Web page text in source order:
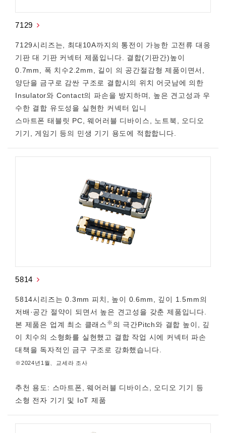
7129
7129시리즈는, 최대10A까지의 통전이 가능한 고전류 대응
기판 대 기판 커넥터 제품입니다. 결합(기판간)높이
0.7mm, 폭 치수2.2mm, 길이 의 공간절감형 제품이면서,
양단을 금구로 감싼 구조로 결합시의 위치 어긋남에 의한
Insulator와 Contact의 파손을 방지하며, 높은 견고성과 우
수한 결합 유도성을 실현한 커넥터 입니
스마트폰 태블릿 PC, 웨어러블 디바이스, 노트북, 오디오
기기, 게임기 등의 민생 기기 용도에 적합합니다.
5814
5814시리즈는 0.3mm 피치, 높이 0.6mm, 깊이 1.5mm의
저배·공간 절약이 되면서 높은 견고성을 갖춘 제품입니다.
본 제품은 업계 최소 클래스 ※ 의 극간Pitch와 결합 높이, 깊
이 치수의 소형화를 실현했고 결합 작업 시에 커넥터 파손
대책을 독자적인 금구 구조로 강화했습니다.
※2024년1월、교세라 조사
추천 용도: 스마트폰, 웨어러블 디바이스, 오디오 기기 등
소형 전자 기기 및 IoT 제품